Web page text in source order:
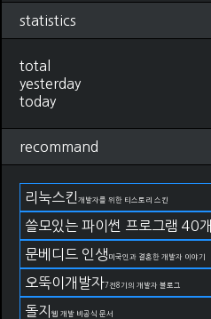
statistics
total
yesterday
today
recommand
리눅스킨 개발자를 위한 티스토리 스킨
쓸모있는 파이썬 프로그램 40개
문베디드 인생 미국인과 결혼한 개발자 이야기
오뚝이개발자7전8기의 개발자 블로그
돌지 웹 개발 비공식 문서